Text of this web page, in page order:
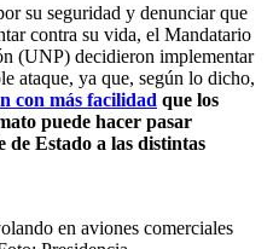
su seguridad y denunciar que
contra su vida, el Mandatario
(UNP) decidieron implementar
ataque, ya que, según lo dicho,
con más facilidad que los
puede hacer pasar
de Estado a las distintas
en aviones comerciales